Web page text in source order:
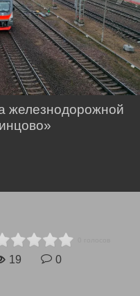
19 0
железнодорожной